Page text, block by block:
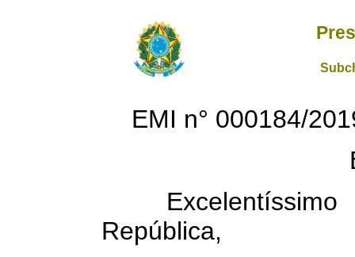
EMI n° 000184/
República,